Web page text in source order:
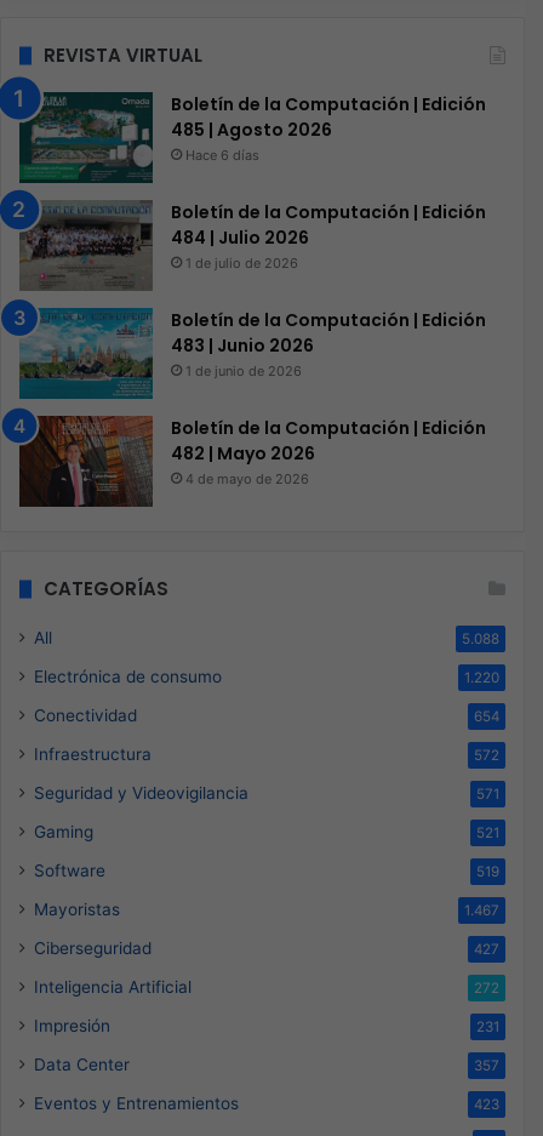
REVISTA VIRTUAL
Boletín de la Computación | Edición
485 | Agosto 2026
Hace 6 días
Boletín de la Computación | Edición
484 | Julio 2026
1 de julio de 2026
Boletín de la Computación | Edición
483 | Junio 2026
1 de junio de 2026
Boletín de la Computación | Edición
482 | Mayo 2026
4 de mayo de 2026
CATEGORÍAS
All 5.088
Electrónica de consumo 1.220
Conectividad 654
Infraestructura 572
Seguridad y Videovigilancia 571
Gaming 521
Software 519
Mayoristas 1.467
Ciberseguridad 427
Inteligencia Artificial 272
Impresión 231
Data Center 357
Eventos y Entrenamientos 423